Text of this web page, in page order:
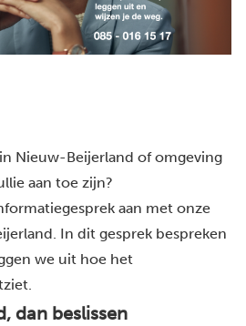
Nieuw-Beijerland of omgeving
aan toe zijn?
aan met onze
In dit gesprek bespreken
we uit hoe het
dan beslissen